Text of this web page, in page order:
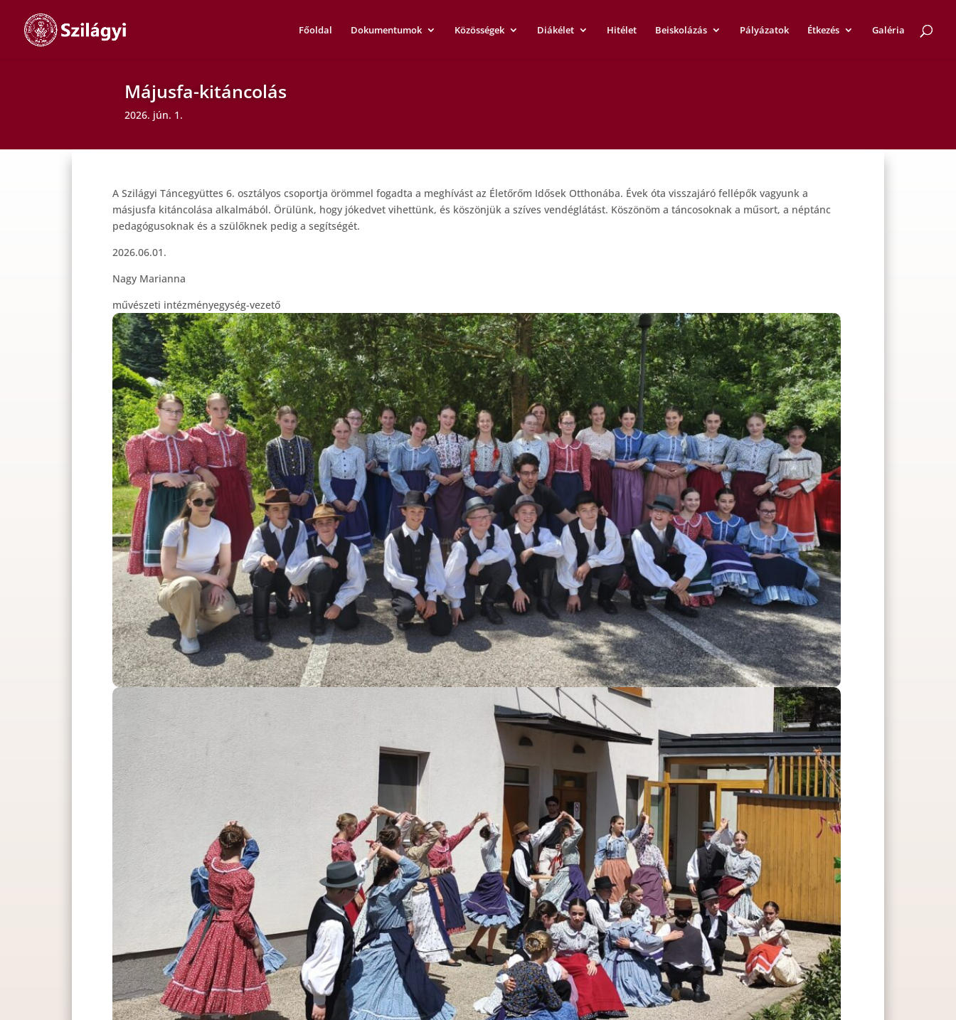
Főoldal Dokumentumok Közösségek Diákélet Hitélet Beiskolázás Pályázatok Étkezés Galéria
Májusfa-kitáncolás
2026. jún. 1.
A Szilágyi Táncegyüttes 6. osztályos csoportja örömmel fogadta a meghívást az Életőrőm Idősek Otthonába. Évek óta visszajáró fellépők vagyunk a
másjusfa kitáncolása alkalmából. Örülünk, hogy jókedvet vihettünk, és köszönjük a szíves vendéglátást. Köszönöm a táncosoknak a műsort, a néptánc
pedagógusoknak és a szülőknek pedig a segítségét.
2026.06.01.
Nagy Marianna
művészeti intézményegység-vezető